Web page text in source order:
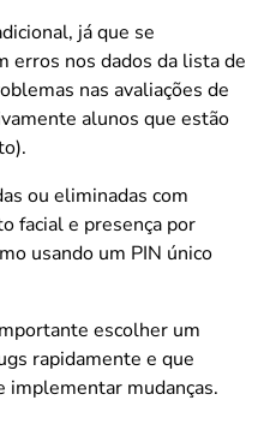
já que se
erros nos dados da lista de
nas avaliações de
alunos que estão
ou eliminadas com
facial e presença por
usando um PIN único
escolher um
rapidamente e que
mudanças.